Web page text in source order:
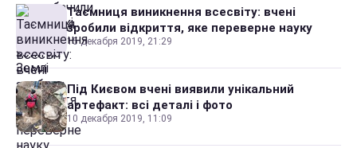
Таємниця виникнення всесвіту: вчені
зробили відкриття, яке переверне науку
15 декабря 2019, 21:29
Під Києвом вчені виявили унікальний
артефакт: всі деталі і фото
10 декабря 2019, 11:09